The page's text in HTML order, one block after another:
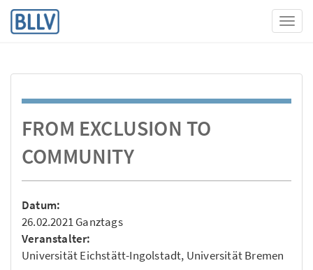
FROM EXCLUSION TO
COMMUNITY
Datum:
26.02.2021 Ganztags
Veranstalter:
Universität Eichstätt-Ingolstadt, Universität Bremen